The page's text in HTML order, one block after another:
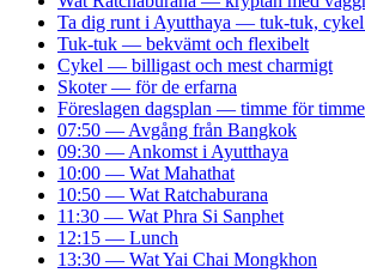
Ta dig runt i Ayutthaya — tuk-tuk, cykel
Tuk-tuk — bekvämt och flexibelt
Cykel — billigast och mest charmigt
Skoter — för de erfarna
Föreslagen dagsplan — timme för timme
07:50 — Avgång från Bangkok
09:30 — Ankomst i Ayutthaya
10:00 — Wat Mahathat
10:50 — Wat Ratchaburana
11:30 — Wat Phra Si Sanphet
12:15 — Lunch
13:30 — Wat Yai Chai Mongkhon